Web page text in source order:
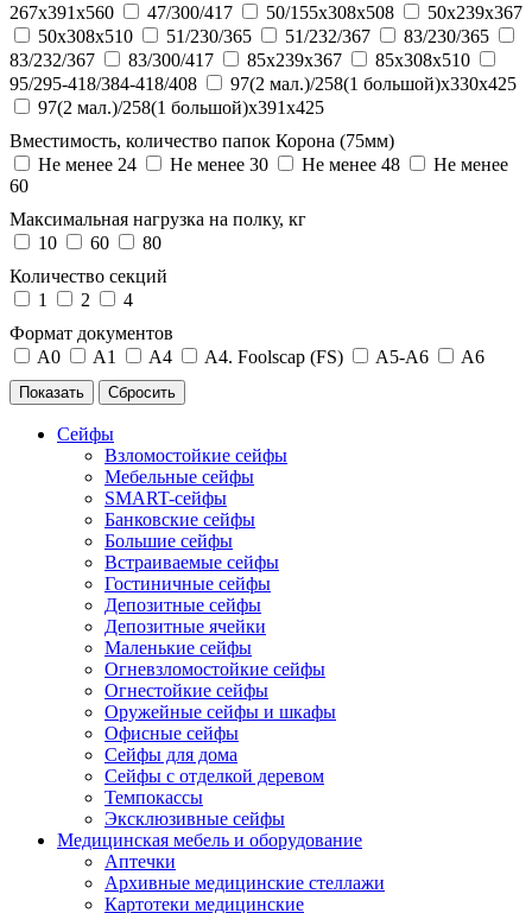
267х391х560
47/300/417 50/155x308x508
50x239x367
50x308x510
51/230/365 51/232/367
83/230/365
83/232/367
83/300/417 85x239x367
85x308x510
95/295-418/384-418/408
97(2 мал.)/258(1 большой)x330x425
97(2 мал.)/258(1 большой)x391x425
Вместимость, количество папок Корона (75мм)
Не менее 24
Не менее 30 Не менее 48
Не менее
60
Максимальная нагрузка на полку, кг
10
60
80
Количество секций
1
2
4
Формат документов
A0
A1 A4 A4. Foolscap (FS) A5-A6 A6
Сейфы
Взломостойкие сейфы
Мебельные сейфы
SMART-сейфы
Банковские сейфы
Большие сейфы
Встраиваемые сейфы
Гостиничные сейфы
Депозитные сейфы
Депозитные ячейки
Маленькие сейфы
Огневзломостойкие сейфы
Огнестойкие сейфы
Оружейные сейфы и шкафы
Офисные сейфы
Сейфы для дома
Сейфы с отделкой деревом
Темпокассы
Эксклюзивные сейфы
Медицинская мебель и оборудование
Аптечки
Архивные медицинские стеллажи
Картотеки медицинские